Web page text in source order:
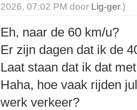
2026, 07:02 PM door Lig-ger.)
Eh, naar de 60 km/u?
Er zijn dagen dat ik de
Laat staan dat ik dat
Haha, hoe vaak rijden
werk verkeer?